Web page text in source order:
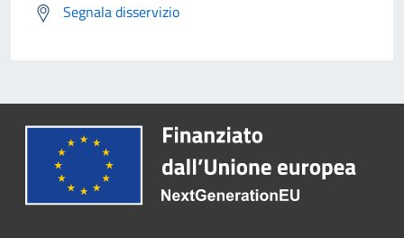
Segnala disservizio